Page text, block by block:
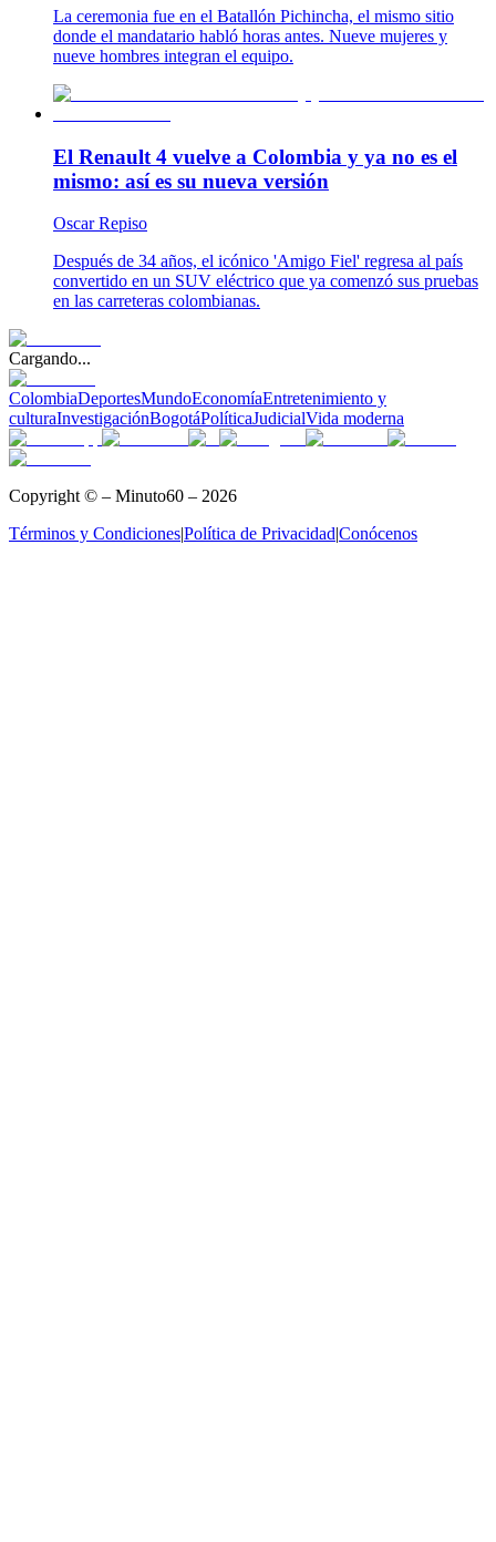
La ceremonia fue en el Batallón Pichincha, el mismo sitio
donde el mandatario habló horas antes. Nueve mujeres y
nueve hombres integran el equipo.
El Renault 4 vuelve a Colombia y ya no es el
mismo: así es su nueva versión
Oscar Repiso
Después de 34 años, el icónico 'Amigo Fiel' regresa al país
convertido en un SUV eléctrico que ya comenzó sus pruebas
en las carreteras colombianas.
Cargando...
ColombiaDeportesMundoEconomíaEntretenimiento y
culturaInvestigaciónBogotáPolíticaJudicialVida moderna
Copyright © – Minuto60 – 2026
Términos y Condiciones|Política de Privacidad|Conócenos